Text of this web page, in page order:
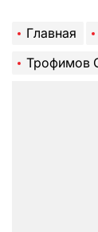
Главная
Трофимов Сергей —